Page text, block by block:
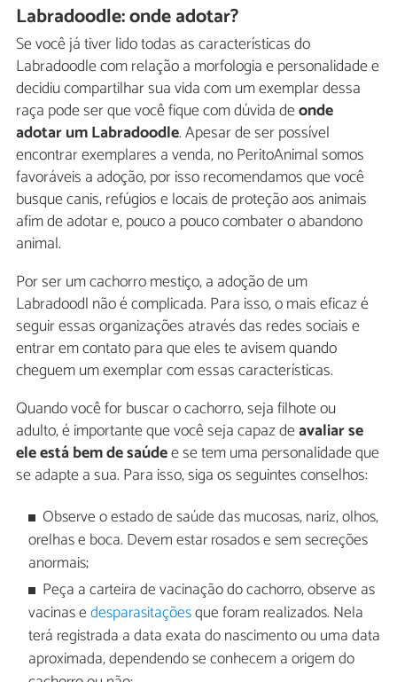
Labradoodle: onde adotar?
Se você já tiver lido todas as características do
Labradoodle com relação a morfologia e personalidade e
decidiu compartilhar sua vida com um exemplar dessa
raça pode ser que você fique com dúvida deonde
adotar um Labradoodle. Apesar de ser possível
encontrar exemplares a venda, no PeritoAnimal somos
favoráveis a adoção, por isso recomendamos que você
busque canis, refúgios e locais de proteção aos animais
afim de adotar e, pouco a pouco combater o abandono
animal.
Por ser um cachorro mestiço, a adoção de um
Labradoodl não é complicada. Para isso, o mais eficaz é
seguir essas organizações através das redes sociais e
entrar em contato para que eles te avisem quando
cheguem um exemplar com essas características.
Quando você for buscar o cachorro, seja filhote ou
adulto, é importante que você seja capaz deavaliar se
ele está bem de saúdee se tem uma personalidade que
se adapte a sua. Para isso, siga os seguintes conselhos:
Observe o estado de saúde das mucosas, nariz, olhos,
orelhas e boca. Devem estar rosados e sem secreções
anormais;
Peça a carteira de vacinação do cachorro, observe as
vacinas edesparasitaçõesque foram realizados. Nela
terá registrada a data exata do nascimento ou uma data
aproximada, dependendo se conhecem a origem do